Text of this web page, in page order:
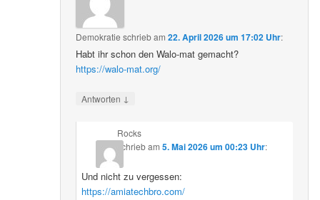
Demokratie schriebam22. April 2026 um 17:02 Uhr:
Habt ihr schon den Walo-mat gemacht?
https://walo-mat.org/
Antworten ↓
Rocks
schriebam 5. Mai 2026 um 00:23 Uhr:
Und nicht zu vergessen:
https://amiatechbro.com/